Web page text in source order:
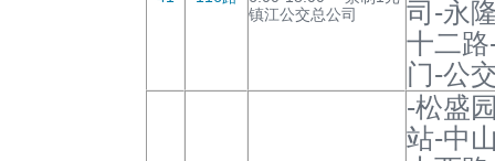
镇江公交总公司
司-永
十二
门-公
-松盛
站-中